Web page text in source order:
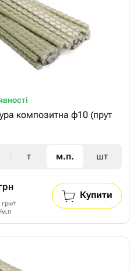
композитна ф10 (прут
т м.п. шт
т
м.п
Купити